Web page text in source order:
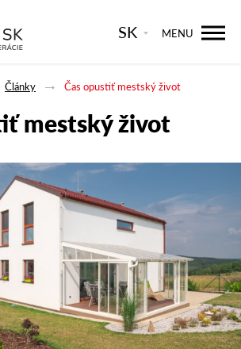
SK MENU
Články Čas opustiť mestský život
mestský život